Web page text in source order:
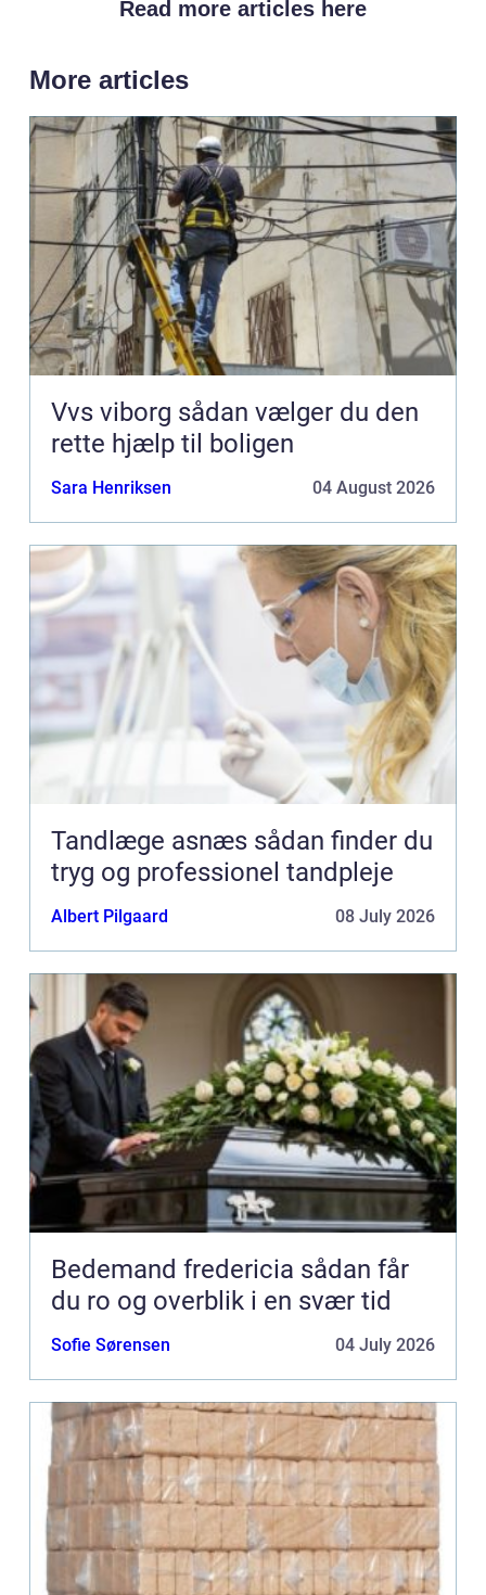
Read more articles here
More articles
Vvs viborg sådan vælger du den
rette hjælp til boligen
Sara Henriksen 04 August 2026
Tandlæge asnæs sådan finder du
tryg og professionel tandpleje
Albert Pilgaard 08 July 2026
Bedemand fredericia sådan får
du ro og overblik i en svær tid
Sofie Sørensen 04 July 2026